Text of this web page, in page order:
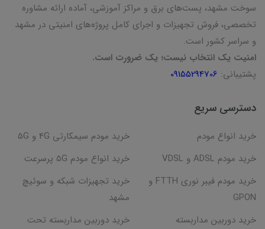
سوخت مشهد، پست‌های برق و مراکز آموزشی، آماده ارائه مشاوره
تخصصی، فروش تجهیزات و اجرای کامل پروژه‌های امنیتی در مشهد
و سراسر کشور است.
امنیت یک انتخاب نیست؛ یک ضرورت است.
پشتیبانی: 09155294706
دسترسی سریع
خرید انواع مودم
خرید مودم سیمکارتی 4G و 5G
خرید مودم ADSL و VDSL
خرید انواع مودم 5G پرسرعت
خرید مودم فیبر نوری FTTH و
GPON
خرید تجهیزات شبکه و سوئیچ
مشهد
خرید دوربین مداربسته
خرید دوربین مداربسته تحت